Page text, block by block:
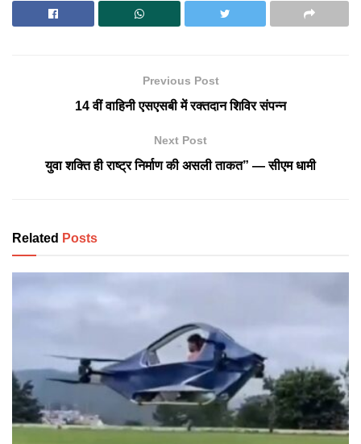
Previous Post
14 वीं वाहिनी एसएसबी में रक्तदान शिविर संपन्न
Next Post
युवा शक्ति ही राष्ट्र निर्माण की असली ताकत” — सीएम धामी
Related Posts